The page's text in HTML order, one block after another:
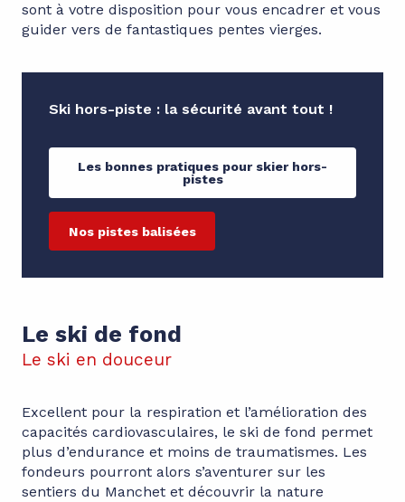
sont à votre disposition pour vous encadrer et vous
guider vers de fantastiques pentes vierges.
Ski hors-piste : la sécurité avant tout !
Les bonnes pratiques pour skier hors-
pistes
Nos pistes balisées
Le ski de fond
Le ski en douceur
Excellent pour la respiration et l’amélioration des
capacités cardiovasculaires, le ski de fond permet
plus d’endurance et moins de traumatismes. Les
fondeurs pourront alors s’aventurer sur les
sentiers du Manchet et découvrir la nature